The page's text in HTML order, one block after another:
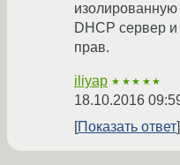
изолированную
DHCP сервер и
прав.
iliyap ★★★★★
18.10.2016
Показать ответ